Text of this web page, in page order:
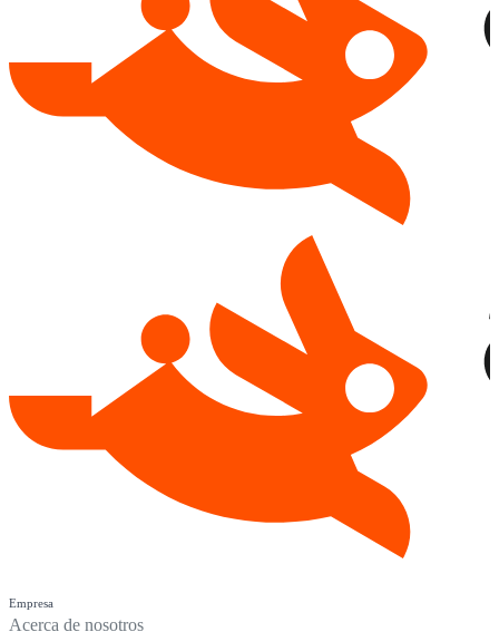
Empresa
Acerca de nosotros